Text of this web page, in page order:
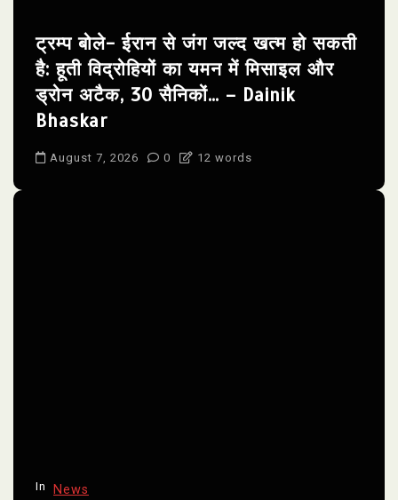
ट्रम्प बोले- ईरान से जंग जल्द खत्म हो सकती
है: हूती विद्रोहियों का यमन में मिसाइल और
ड्रोन अटैक, 30 सैनिकों… – Dainik
Bhaskar
August 7, 2026 0 12 words
In News